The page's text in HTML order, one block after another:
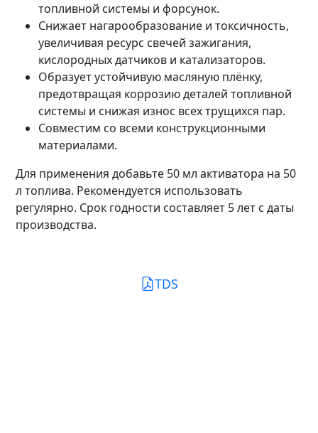
топливной системы и форсунок.
Снижает нагарообразование и токсичность,
увеличивая ресурс свечей зажигания,
кислородных датчиков и катализаторов.
Образует устойчивую масляную плёнку,
предотвращая коррозию деталей топливной
системы и снижая износ всех трущихся пар.
Совместим со всеми конструкционными
материалами.
Для применения добавьте 50 мл активатора на 50
л топлива. Рекомендуется использовать
регулярно. Срок годности составляет 5 лет с даты
производства.
TDS